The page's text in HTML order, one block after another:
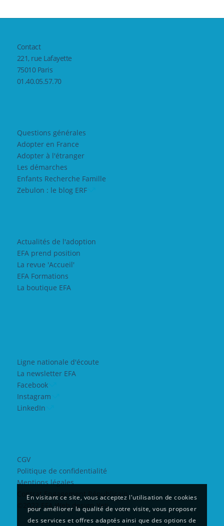
Contact
221, rue Lafayette
75010 Paris
01.40.05.57.70
Questions générales
Adopter en France
Adopter à l'étranger
Les démarches
Enfants Recherche Famille
Zebulon : le blog ERF
Actualités de l'adoption
EFA prend position
La revue 'Accueil'
EFA Formations
La boutique EFA
Ligne nationale d'écoute
La newsletter EFA
Facebook
Instagram
LinkedIn
CGV
Politique de confidentialité
Mentions légales
Contrat Engagement Républicain
©2022 EFA Web design Yeti
En visitant ce site, vous acceptez l'utilisation de cookies
pour améliorer la qualité de votre visite, vous proposer
des services et offres adaptés ainsi que des options de